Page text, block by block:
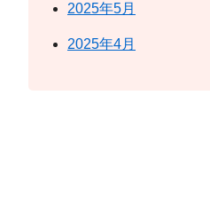
2025年5月
2025年4月